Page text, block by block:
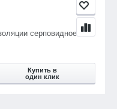
серповидное
Купить в
один клик